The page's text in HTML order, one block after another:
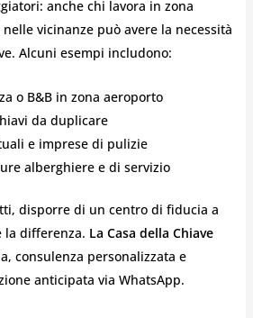
anche chi lavora in zona
vicinanze può avere la necessità
Alcuni esempi includono:
o B&B in zona aeroporto
da duplicare
e imprese di pulizie
alberghiere e di servizio
disporre di un centro di fiducia a
la differenza. La Casa della Chiave
consulenza personalizzata e
anticipata via WhatsApp.